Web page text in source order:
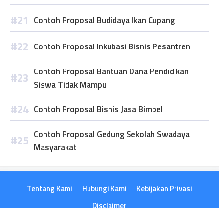
Contoh Proposal Budidaya Ikan Cupang
Contoh Proposal Inkubasi Bisnis Pesantren
Contoh Proposal Bantuan Dana Pendidikan
Siswa Tidak Mampu
Contoh Proposal Bisnis Jasa Bimbel
Contoh Proposal Gedung Sekolah Swadaya
Masyarakat
Tentang Kami Hubungi Kami
Kebijakan Privasi
Disclaimer